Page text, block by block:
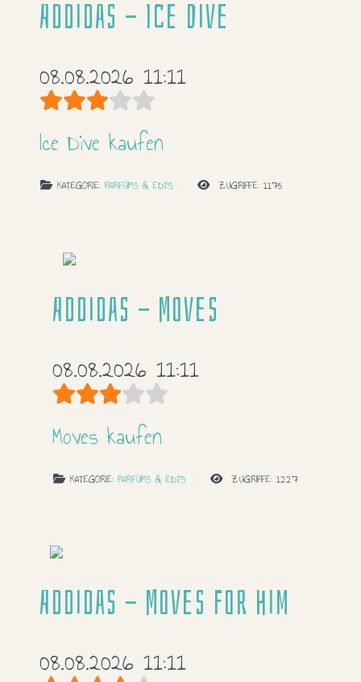
Addidas - Ice Dive
08.08.2026 11:11
Bewertung: 3/
Ice Dive kaufen
KATEGORIE: PARFÜMS & EDTS ZUGRIFFE: 1175
Addidas - Moves
08.08.2026 11:11
Bewertung: 3/
Moves kaufen
KATEGORIE: PARFÜMS & EDTS ZUGRIFFE: 1227
Addidas - Moves For Him
08.08.2026 11:11